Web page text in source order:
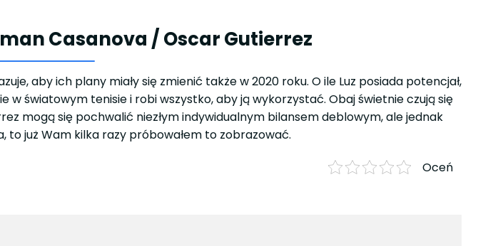
Casanova / Oscar Gutierrez
aby ich plany miały się zmienić także w 2020 roku. O ile Luz posiada potencjał,
światowym tenisie i robi wszystko, aby ją wykorzystać. Obaj świetnie czują się
mogą się pochwalić niezłym indywidualnym bilansem deblowym, ale jednak
to już Wam kilka razy próbowałem to zobrazować.
Oceń